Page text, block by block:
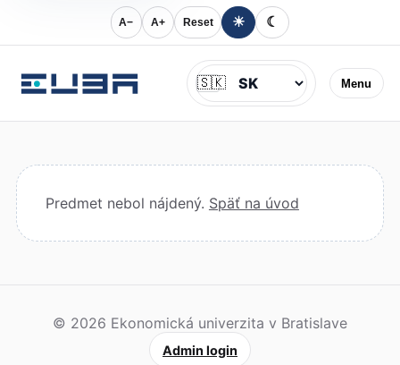
A− A+ Reset ☀ ☾
Menu
Jazyk
🇸🇰
Predmet nebol nájdený. Späť na úvod
© 2026 Ekonomická univerzita v Bratislave
Admin login